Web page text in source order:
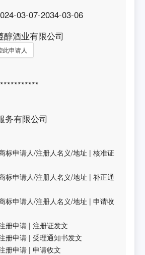
03-07-2034-03-06
醇酒业有限公司
此申请人
务有限公司
标申请人/注册人名义/地址 |核准证
标申请人/注册人名义/地址 |补正通
标申请人/注册人名义/地址 |申请收
册申请 |注册证发文
册申请 |受理通知书发文
册申请 |申请收文